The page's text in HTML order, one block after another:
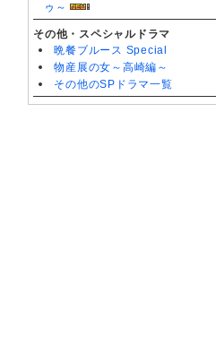
ゥ～
その他・スペシャルドラマ
晩餐ブルース Special
物産展の女～高崎編～
その他のSPドラマ一覧